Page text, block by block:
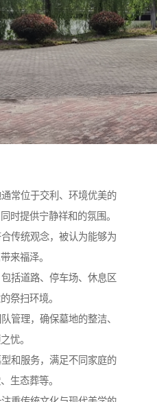
常位于交利、环境优美的
时提供宁静祥和的氛围。
传统观念，被认为能够为
来福泽。
括道路、停车场、休息区
祭扫环境。
管理，确保墓地的整洁、
忧。
和服务，满足不同家庭的
生态葬等。